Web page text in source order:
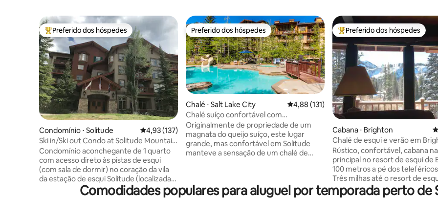
Entre os melhores preferidos dos hóspedes
Preferido dos hóspedes
Condomínio ⋅ Solitude 4,93 de uma avaliação média de 5, 137 avaliações
4,93 (137)
Ski in/Ski out Condo at Solitude Mountain
Resort
Condomínio aconchegante de 1 quarto
com acesso direto às pistas de esqui
(com sala de dormir) no coração da vila
da estação de esqui Solitude (localizada
em Big Cottonwood Canyon). Este
condomínio de mais de 800 pés
Preferido dos hóspedes
Preferido dos hóspedes
Chalé ⋅ Salt Lake City 4,88 de uma avaliação média de 5, 131
4,88 (131)
Chalé suíço confortável com
conveniência de resort SISO
Originalmente de propriedade de um
magnata do queijo suíço, este lugar
grande, mas confortável em Solitude
manteve a sensação de um chalé de
permitem que seu grupo para espaço
para fora, e uma grande sala com 20 pés
Entre os melhores preferidos
Preferido dos hóspedes
Cabana ⋅ Brighton
Chalé de esqui e verão em
Utah
Rústico, confortável, cabana
principal no resort de esqui de
100 metros a pé dos
Três milhas até o resort de
Solitude. Belas vistas, grande
propriedade. Os residentes no
Comodidades populares para aluguel por temporada perto de